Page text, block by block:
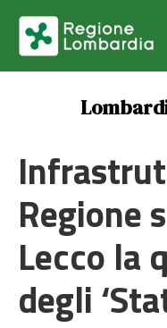
Regione
Lecco la
degli